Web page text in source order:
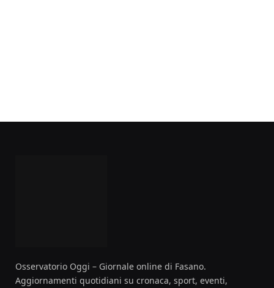
Osservatorio Oggi – Giornale online di Fasano.
Aggiornamenti quotidiani su cronaca, sport, eventi,